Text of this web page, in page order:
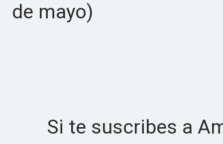
de mayo)
Si te suscribes a